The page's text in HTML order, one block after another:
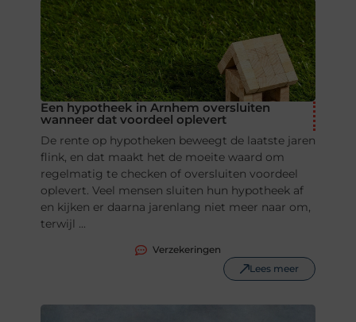
Een hypotheek in Arnhem oversluiten
wanneer dat voordeel oplevert
De rente op hypotheken beweegt de laatste jaren
flink, en dat maakt het de moeite waard om
regelmatig te checken of oversluiten voordeel
oplevert. Veel mensen sluiten hun hypotheek af
en kijken er daarna jarenlang niet meer naar om,
terwijl ...
Verzekeringen
Lees meer